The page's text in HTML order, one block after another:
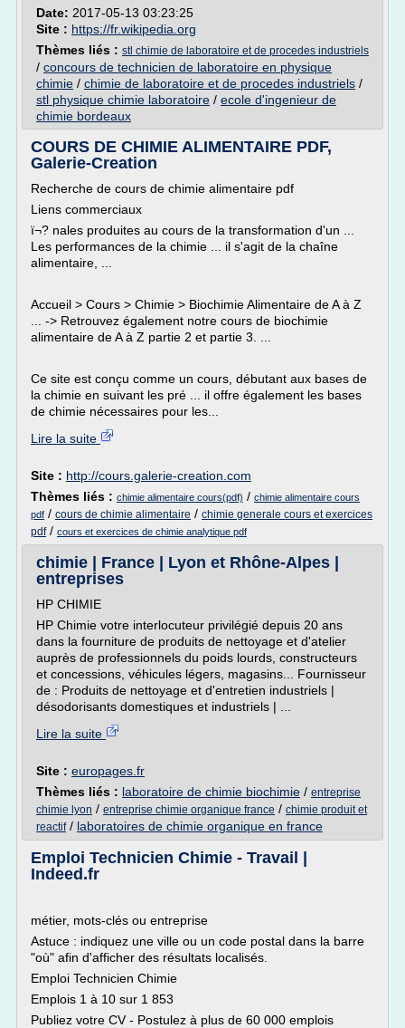
Date: 2017-05-13 03:23:25
Site : https://fr.wikipedia.org
Thèmes liés : stl chimie de laboratoire et de procedes industriels
/ concours de technicien de laboratoire en physique
chimie / chimie de laboratoire et de procedes industriels /
stl physique chimie laboratoire / ecole d'ingenieur de
chimie bordeaux
COURS DE CHIMIE ALIMENTAIRE PDF,
Galerie-Creation
Recherche de cours de chimie alimentaire pdf
Liens commerciaux
ï¬? nales produites au cours de la transformation d'un ...
Les performances de la chimie ... il s'agit de la chaîne
alimentaire, ...
Accueil > Cours > Chimie > Biochimie Alimentaire de A à Z
... -> Retrouvez également notre cours de biochimie
alimentaire de A à Z partie 2 et partie 3. ...
Ce site est conçu comme un cours, débutant aux bases de
la chimie en suivant les pré ... il offre également les bases
de chimie nécessaires pour les...
Lire la suite
Site : http://cours.galerie-creation.com
Thèmes liés : chimie alimentaire cours(pdf) / chimie alimentaire cours
pdf / cours de chimie alimentaire / chimie generale cours et exercices
pdf/ cours et exercices de chimie analytique pdf
chimie | France | Lyon et Rhône-Alpes |
entreprises
HP CHIMIE
HP Chimie votre interlocuteur privilégié depuis 20 ans
dans la fourniture de produits de nettoyage et d'atelier
auprès de professionnels du poids lourds, constructeurs
et concessions, véhicules légers, magasins... Fournisseur
de : Produits de nettoyage et d'entretien industriels |
désodorisants domestiques et industriels | ...
Lire la suite
Site : europages.fr
Thèmes liés : laboratoire de chimie biochimie / entreprise
chimie lyon / entreprise chimie organique france / chimie produit et
reactif/ laboratoires de chimie organique en france
Emploi Technicien Chimie - Travail |
Indeed.fr
métier, mots-clés ou entreprise
Astuce : indiquez une ville ou un code postal dans la barre
"où" afin d'afficher des résultats localisés.
Emploi Technicien Chimie
Emplois 1 à 10 sur 1 853
Publiez votre CV - Postulez à plus de 60 000 emplois